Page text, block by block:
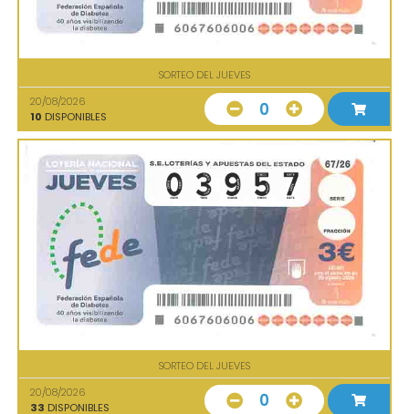
SORTEO DEL JUEVES
20/08/2026
10 DISPONIBLES 0
SORTEO DEL JUEVES
20/08/2026
33 DISPONIBLES 0